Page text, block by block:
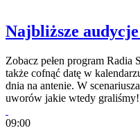
Najbliższe
Zobacz pełen program Radia
także cofnąć datę w
dnia na antenie. W
uworów jakie wtedy graliśmy!
09:00